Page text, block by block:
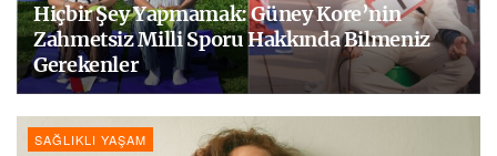
Hiçbir Şey Yapmamak: Güney Kore’nin
Zahmetsiz Milli Sporu Hakkında Bilmeniz
Gerekenler
SAĞLIKLI YAŞAM